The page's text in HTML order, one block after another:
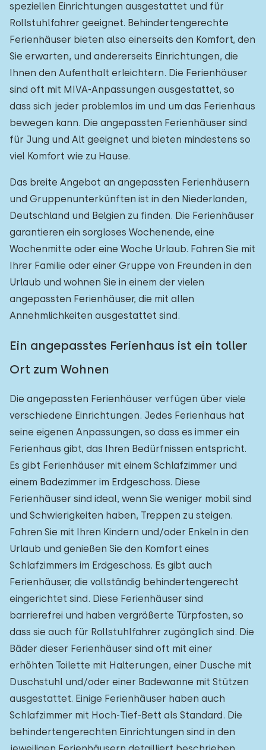
Zu öffentlichen Verkehrsmitteln(max. km):
Unterkunft
Nicht im Ferienpark
Im Ferienpark
Ferienbauernhof
Villa 1
Ferienwohnung
Tiny house 0
Kindermöbel
Eingezäunter Garten
Spielgeräte im Garten
Freibad
Kinderanimation
Kindereinrichtungen im Park 0
Zugänglichkeit
Eingeschränkte Mobilität
Rollstuhlgerecht
Hilfsmittel
speziellen Einrichtungen ausgestattet und für
Rollstuhlfahrer geeignet. Behindertengerechte
Ferienhäuser bieten also einerseits den Komfort, den
Sie erwarten, und andererseits Einrichtungen, die
Ihnen den Aufenthalt erleichtern. Die Ferienhäuser
sind oft mit MIVA-Anpassungen ausgestattet, so
dass sich jeder problemlos im und um das Ferienhaus
bewegen kann. Die angepassten Ferienhäuser sind
für Jung und Alt geeignet und bieten mindestens so
viel Komfort wie zu Hause.
Das breite Angebot an angepassten Ferienhäusern
und Gruppenunterkünften ist in den Niederlanden,
Deutschland und Belgien zu finden. Die Ferienhäuser
garantieren ein sorgloses Wochenende, eine
Wochenmitte oder eine Woche Urlaub. Fahren Sie mit
Ihrer Familie oder einer Gruppe von Freunden in den
Urlaub und wohnen Sie in einem der vielen
angepassten Ferienhäuser, die mit allen
Annehmlichkeiten ausgestattet sind.
Ein angepasstes Ferienhaus ist ein toller
Ort zum Wohnen
Die angepassten Ferienhäuser verfügen über viele
verschiedene Einrichtungen. Jedes Ferienhaus hat
seine eigenen Anpassungen, so dass es immer ein
Ferienhaus gibt, das Ihren Bedürfnissen entspricht.
Es gibt Ferienhäuser mit einem Schlafzimmer und
einem Badezimmer im Erdgeschoss. Diese
Ferienhäuser sind ideal, wenn Sie weniger mobil sind
und Schwierigkeiten haben, Treppen zu steigen.
Fahren Sie mit Ihren Kindern und/oder Enkeln in den
Urlaub und genießen Sie den Komfort eines
Schlafzimmers im Erdgeschoss. Es gibt auch
Ferienhäuser, die vollständig behindertengerecht
eingerichtet sind. Diese Ferienhäuser sind
barrierefrei und haben vergrößerte Türpfosten, so
dass sie auch für Rollstuhlfahrer zugänglich sind. Die
Bäder dieser Ferienhäuser sind oft mit einer
erhöhten Toilette mit Halterungen, einer Dusche mit
Duschstuhl und/oder einer Badewanne mit Stützen
ausgestattet. Einige Ferienhäuser haben auch
Schlafzimmer mit Hoch-Tief-Bett als Standard. Die
behindertengerechten Einrichtungen sind in den